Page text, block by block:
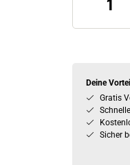
Deine
Gratis
Sicher